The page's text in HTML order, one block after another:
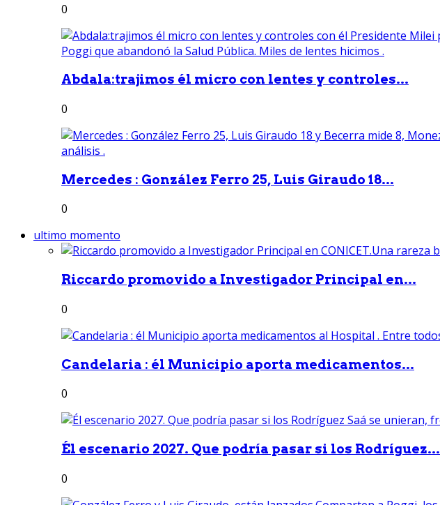
0
Abdala:trajimos él micro con lentes y controles...
0
Mercedes : González Ferro 25, Luis Giraudo 18...
0
ultimo momento
Riccardo promovido a Investigador Principal en...
0
Candelaria : él Municipio aporta medicamentos...
0
Él escenario 2027. Que podría pasar si los Rodríguez...
0